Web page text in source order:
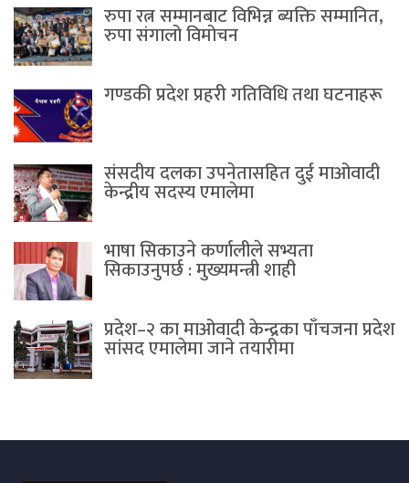
रुपा रत्न सम्मानबाट विभिन्न ब्यक्ति सम्मानित,
रुपा संगालो विमोचन
गण्डकी प्रदेश प्रहरी गतिविधि तथा घटनाहरू
संसदीय दलका उपनेतासहित दुई माओवादी
केन्द्रीय सदस्य एमालेमा
भाषा सिकाउने कर्णालीले सभ्यता
सिकाउनुपर्छ : मुख्यमन्त्री शाही
प्रदेश–२ का माओवादी केन्द्रका पाँचजना प्रदेश
सांसद एमालेमा जाने तयारीमा